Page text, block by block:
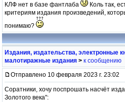
КЛФ нет в базе фантлаба
Коль так,
критериям издания произведений,
понимаю?
Издания, издательства, электронные
малотиражные издания > к сообщению
Отправлено 10 февраля 2023 г. 23:02
Соратники, хочу поспрошать насчёт
Золотого века":